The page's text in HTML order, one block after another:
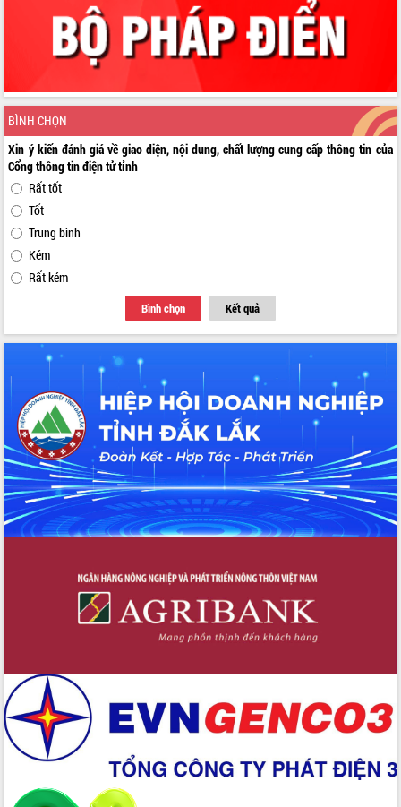
BÌNH CHỌN
Xin ý kiến đánh giá về giao diện, nội dung, chất lượng cung cấp thông tin của
Cổng thông tin điện tử tỉnh
Rất tốt
Tốt
Trung bình
Kém
Rất kém
Bình chọn Kết quả